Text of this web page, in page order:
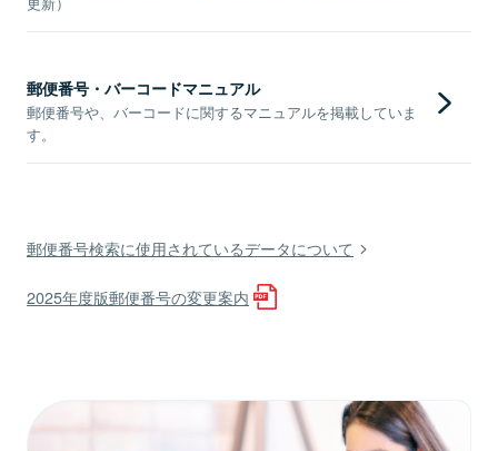
郵便番号・バーコードマニュアル
郵便番号や、バーコードに関するマニュアルを掲載していま
す。
郵便番号検索に使用されているデータについて
2025年度版郵便番号の変更案内